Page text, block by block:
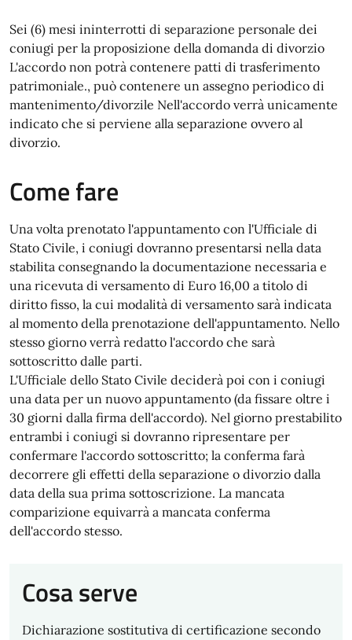
Sei (6) mesi ininterrotti di separazione personale dei
coniugi per la proposizione della domanda di divorzio
L'accordo non potrà contenere patti di trasferimento
patrimoniale., può contenere un assegno periodico di
mantenimento/divorzile Nell'accordo verrà unicamente
indicato che si perviene alla separazione ovvero al
divorzio.
Come fare
Una volta prenotato l'appuntamento con l'Ufficiale di
Stato Civile, i coniugi dovranno presentarsi nella data
stabilita consegnando la documentazione necessaria e
una ricevuta di versamento di Euro 16,00 a titolo di
diritto fisso, la cui modalità di versamento sarà indicata
al momento della prenotazione dell'appuntamento. Nello
stesso giorno verrà redatto l'accordo che sarà
sottoscritto dalle parti.
L'Ufficiale dello Stato Civile deciderà poi con i coniugi
una data per un nuovo appuntamento (da fissare oltre i
30 giorni dalla firma dell'accordo). Nel giorno prestabilito
entrambi i coniugi si dovranno ripresentare per
confermare l'accordo sottoscritto; la conferma farà
decorrere gli effetti della separazione o divorzio dalla
data della sua prima sottoscrizione. La mancata
comparizione equivarrà a mancata conferma
dell'accordo stesso.
Cosa serve
Dichiarazione sostitutiva di certificazione secondo